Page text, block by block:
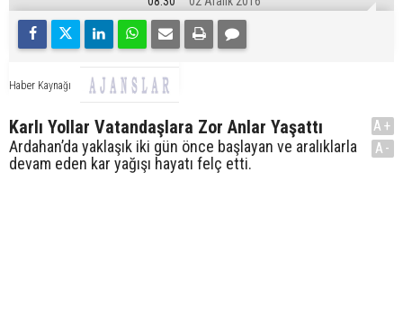
Haber Kaynağı
Karlı Yollar Vatandaşlara Zor Anlar Yaşattı
Ardahan’da yaklaşık iki gün önce başlayan ve aralıklarla
devam eden kar yağışı hayatı felç etti.
A+
A-